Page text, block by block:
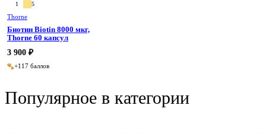
1 5
Thorne
Биотин Biotin 8000 мкг,
Thorne 60 капсул
3 900 ₽
+117 баллов
Популярное в категории